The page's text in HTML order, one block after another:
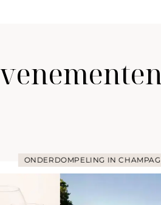
ONDERDOMPELING IN